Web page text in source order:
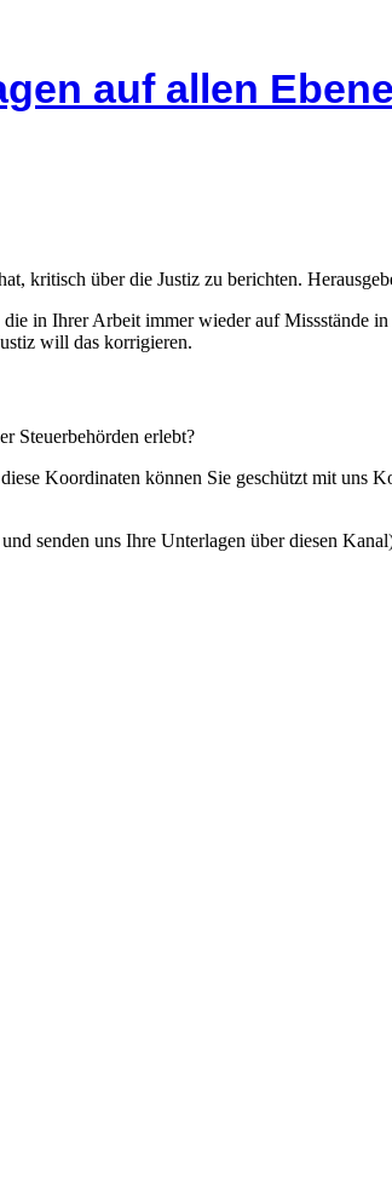
auf allen
kritisch über die Justiz zu berichten.
in Ihrer Arbeit immer wieder auf Missstände
will das korrigieren.
Steuerbehörden erlebt?
Koordinaten können Sie geschützt mit uns
senden uns Ihre Unterlagen über diesen